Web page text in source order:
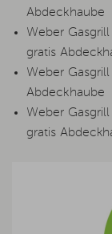
Abdeckhaube
Weber
gratis
Weber
Abdeckhaube
Weber
gratis